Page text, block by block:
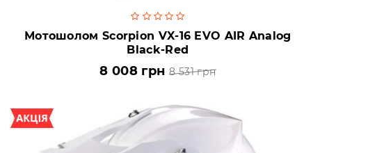
Мотошолом Scorpion VX-16 EVO AIR Analog
Black-Red
8 008 грн 8 531 грн